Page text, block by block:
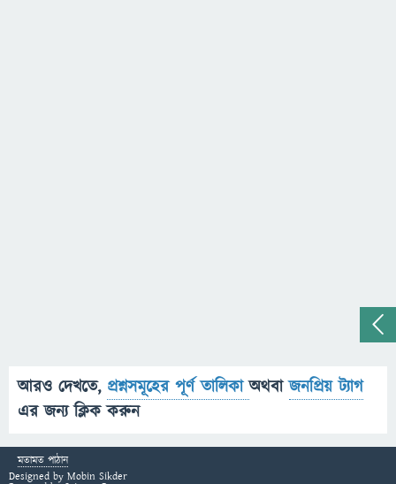
আরও দেখতে, প্রশ্নসমূহের পূর্ণ তালিকাঅথবাজনপ্রিয় ট্যাগ
এর জন্য ক্লিক করুন
মতামত পাঠান
Designed by Mobin Sikder